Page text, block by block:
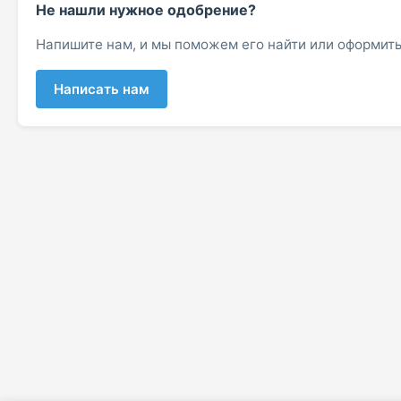
Не нашли нужное одобрение?
Напишите нам, и мы поможем его найти или
Написать нам